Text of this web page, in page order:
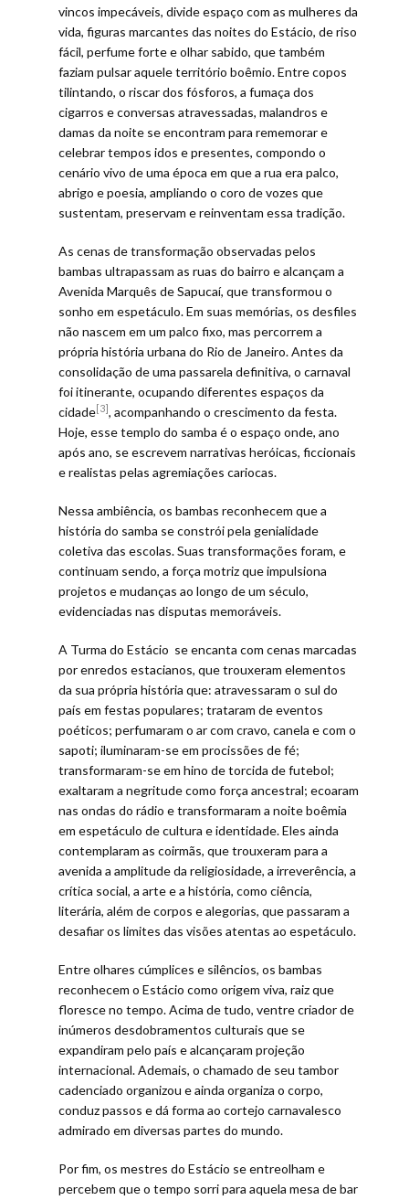
vincos impecáveis, divide espaço com as mulheres da
vida, figuras marcantes das noites do Estácio, de riso
fácil, perfume forte e olhar sabido, que também
faziam pulsar aquele território boêmio. Entre copos
tilintando, o riscar dos fósforos, a fumaça dos
cigarros e conversas atravessadas, malandros e
damas da noite se encontram para rememorar e
celebrar tempos idos e presentes, compondo o
cenário vivo de uma época em que a rua era palco,
abrigo e poesia, ampliando o coro de vozes que
sustentam, preservam e reinventam essa tradição.
As cenas de transformação observadas pelos
bambas ultrapassam as ruas do bairro e alcançam a
Avenida Marquês de Sapucaí, que transformou o
sonho em espetáculo. Em suas memórias, os desfiles
não nascem em um palco fixo, mas percorrem a
própria história urbana do Rio de Janeiro. Antes da
consolidação de uma passarela definitiva, o carnaval
foi itinerante, ocupando diferentes espaços da
cidade[3], acompanhando o crescimento da festa.
Hoje, esse templo do samba é o espaço onde, ano
após ano, se escrevem narrativas heróicas, ficcionais
e realistas pelas agremiações cariocas.
Nessa ambiência, os bambas reconhecem que a
história do samba se constrói pela genialidade
coletiva das escolas. Suas transformações foram, e
continuam sendo, a força motriz que impulsiona
projetos e mudanças ao longo de um século,
evidenciadas nas disputas memoráveis.
A Turma do Estácio se encanta com cenas marcadas
por enredos estacianos, que trouxeram elementos
da sua própria história que: atravessaram o sul do
país em festas populares; trataram de eventos
poéticos; perfumaram o ar com cravo, canela e com o
sapoti; iluminaram-se em procissões de fé;
transformaram-se em hino de torcida de futebol;
exaltaram a negritude como força ancestral; ecoaram
nas ondas do rádio e transformaram a noite boêmia
em espetáculo de cultura e identidade. Eles ainda
contemplaram as coirmãs, que trouxeram para a
avenida a amplitude da religiosidade, a irreverência, a
crítica social, a arte e a história, como ciência,
literária, além de corpos e alegorias, que passaram a
desafiar os limites das visões atentas ao espetáculo.
Entre olhares cúmplices e silêncios, os bambas
reconhecem o Estácio como origem viva, raiz que
floresce no tempo. Acima de tudo, ventre criador de
inúmeros desdobramentos culturais que se
expandiram pelo país e alcançaram projeção
internacional. Ademais, o chamado de seu tambor
cadenciado organizou e ainda organiza o corpo,
conduz passos e dá forma ao cortejo carnavalesco
admirado em diversas partes do mundo.
Por fim, os mestres do Estácio se entreolham e
percebem que o tempo sorri para aquela mesa de bar